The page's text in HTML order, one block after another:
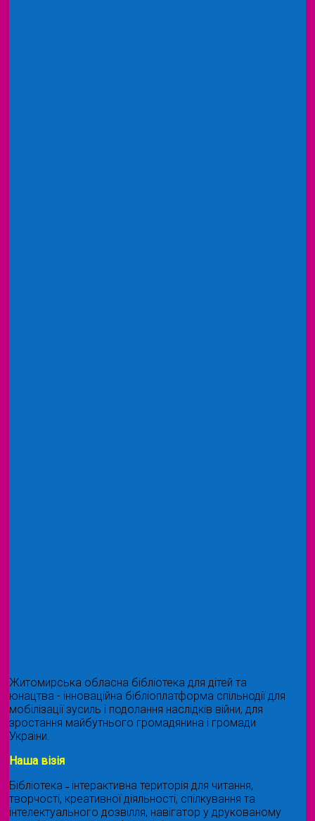
Житомирська обласна бібліотека для дітей та
юнацтва - інноваційна бібліоплатформа спільнодії для
мобілізації зусиль і подолання наслідків війни, для
зростання майбутнього громадянина і громади
України.
Наша візія
Бібліотека ˗ інтерактивна територія для читання,
творчості, креативної діяльності, спілкування та
інтелектуального дозвілля, навігатор у друкованому